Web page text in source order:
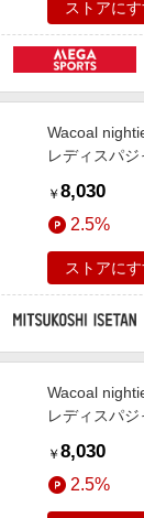
ストアに
Wacoal
レディスパジ
￥ 8,030
2.5%
ストアに
Wacoal
レディスパジ
￥ 8,030
2.5%